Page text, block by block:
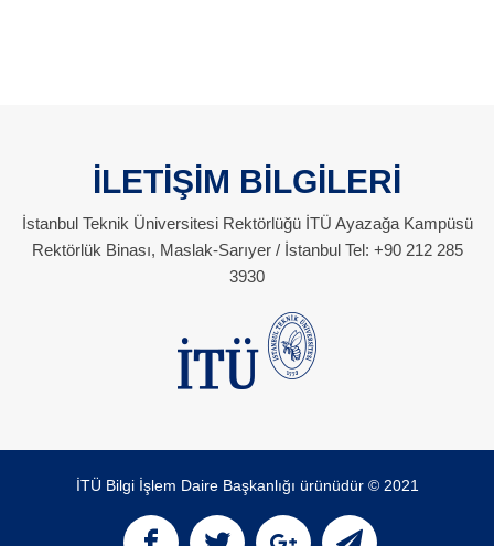
İLETİŞİM BİLGİLERİ
İstanbul Teknik Üniversitesi Rektörlüğü İTÜ Ayazağa Kampüsü
Rektörlük Binası, Maslak-Sarıyer / İstanbul Tel: +90 212 285
3930
İTÜ Bilgi İşlem Daire Başkanlığı ürünüdür © 2021